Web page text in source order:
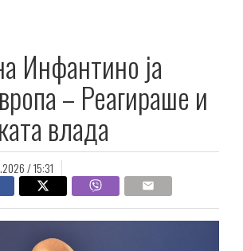
Инфантино ја
– Реагираше и
влада
/ 15:31